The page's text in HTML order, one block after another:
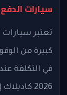
سيارات
تعتبر
كبيرة من
في التكلفة